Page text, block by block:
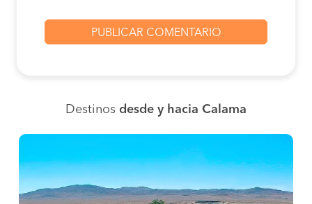
Destinos desde y hacia Calama